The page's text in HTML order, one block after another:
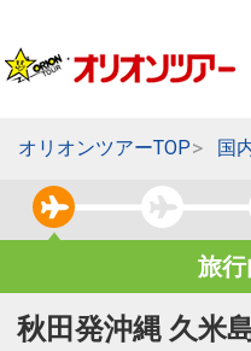
オリオンツアーTOP 国
旅
秋田発沖縄 久米